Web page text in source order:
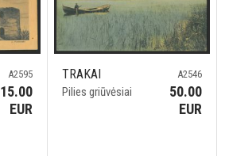
A2595
15.00
EUR
TRAKAI
Pilies griūvėsiai
A2546
50.00
EUR